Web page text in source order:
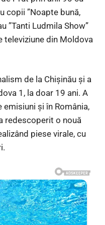
copii ”Noapte bună,
”Tanti Ludmila Show”
televiziune din Moldova
de la Chișinău și a
1, la doar 19 ani. A
și în România,
redescoperit o nouă
piese virale, cu